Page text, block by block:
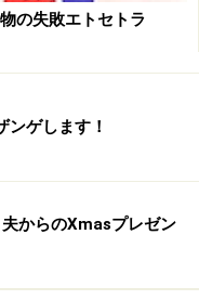
洋服ブランドで買っ
クで洋服の福袋を購
ーウインドーに飾ら
しい服）の雰囲気と
ていた。ほとんど身
袋は買わない事に。
の失敗エトセトラ
ンゲします！
からのXmasプレゼン